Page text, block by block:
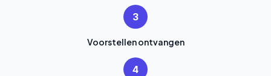
3
Voorstellen ontvangen
4